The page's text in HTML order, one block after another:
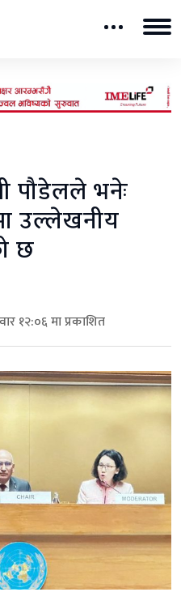
पौडेलले भनेः
उल्लेखनीय
छ
१२:०६ मा प्रकाशित